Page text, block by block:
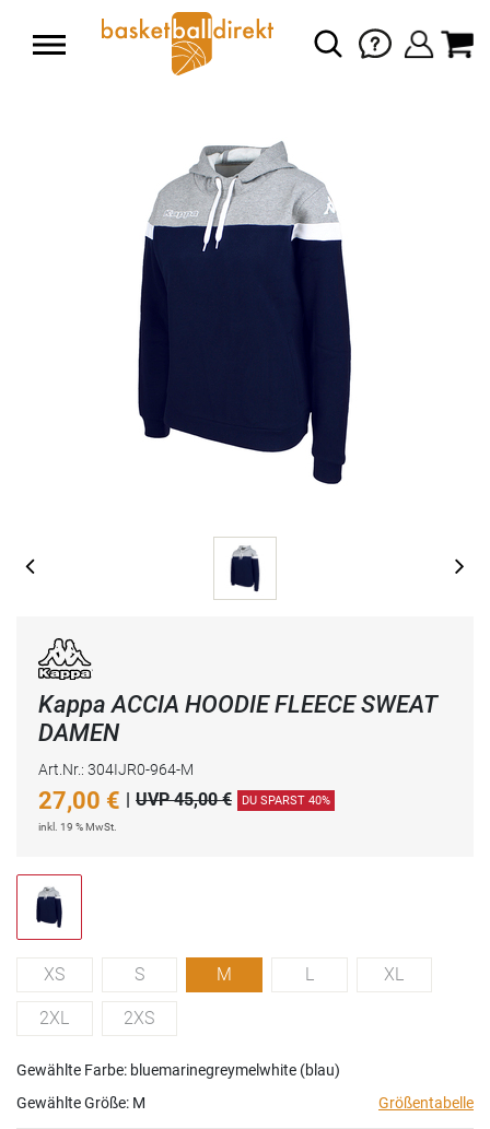
Kappa ACCIA HOODIE FLEECE SWEAT
DAMEN
Art.Nr.: 304IJR0-964-M
27,00 € UVP 45,00 € DU SPARST 40%
inkl. 19 % MwSt.
XS S M L XL
2XL 2XS
Gewählte Farbe: bluemarinegreymelwhite (blau)
Gewählte Größe: M Größentabelle